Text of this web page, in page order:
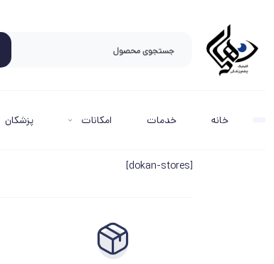
خانه خدمات امکانات پزشکان
[dokan-stores]